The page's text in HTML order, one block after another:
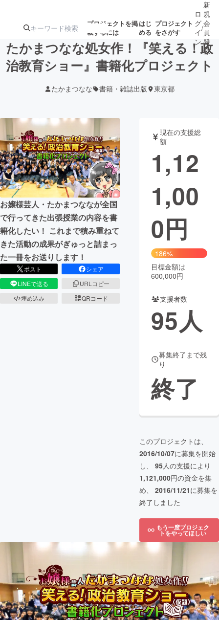
プロジェクトを掲
載するには
はじ
める
プロジェクト
をさがす
ターン
注目の新着プロ
ジェクト
募集終了が近いプ
ロジェクト
音楽
テクノロジー・ガジェット ゲーム・サ
映像・映画
ビジネス・起業
まちづくり・地域活性化
CAMPFIRE for Social Good CAMPFIRE Creation
CAMPFIREふるさと納税
コミュニティ
ロ
グ
イ
ン
/
新
規
会
員
登
録
たかまつなな処女作！『笑える！政
治教育ショー』書籍化プロジェクト
たかまつなな 書籍・雑誌出版 東京都
お嬢様芸人・たかまつななが全国
で行ってきた出張授業の内容を書
籍化したい！ これまで積み重ねて
きた活動の成果がぎゅっと詰まっ
た一冊をお送りします！
ポスト
シェア
LINEで送る
URLコピー
埋め込み
QRコード
現在の支援総
額
1,12
1,00
0円
186%
目標金額は
600,000円
支援者数
95人
募集終了まで残
り
終了
このプロジェクトは、
2016/10/07に募集を開始
し、 95人の支援により
1,121,000円の資金を集
め、 2016/11/21に募集を
終了しました
もう一度プロジェク
トをやってほしい